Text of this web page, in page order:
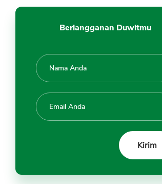
12. Penyelesaian Perselisihan
Berlangganan Duwitmu